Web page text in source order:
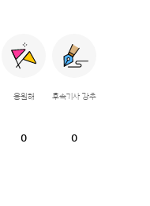
응원해
0
후속기사 강추
0